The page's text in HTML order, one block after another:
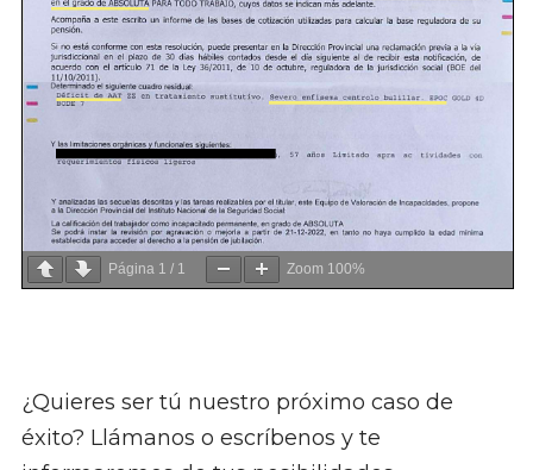
Página 1 / 1 Zoom 100%
¿Quieres ser tú nuestro próximo caso de
éxito? Llámanos o escríbenos y te